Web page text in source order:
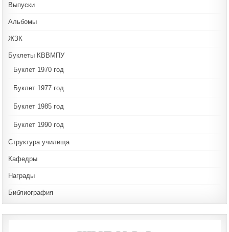
Выпуски
Альбомы
ЖЗК
Буклеты КВВМПУ
Буклет 1970 год
Буклет 1977 год
Буклет 1985 год
Буклет 1990 год
Структура училища
Кафедры
Награды
Библиография